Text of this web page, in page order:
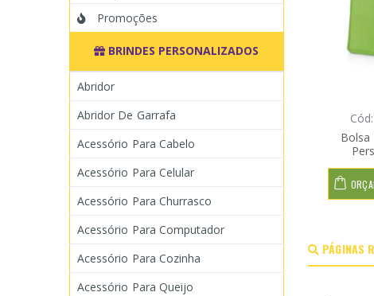
Bolsa
PÁGINAS
Promoções
BRINDES PERSONALIZADOS
Abridor
Abridor De Garrafa
Acessório Para Cabelo
Acessório Para Celular
Acessório Para Churrasco
Acessório Para Computador
Acessório Para Cozinha
Acessório Para Queijo